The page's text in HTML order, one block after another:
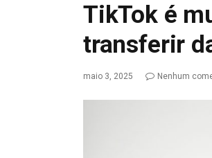
TikTok é
transferir
maio 3, 2025 Nenhum